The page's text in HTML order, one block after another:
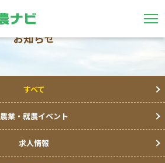
お知らせ
すべて
農業・就農イベント
求人情報